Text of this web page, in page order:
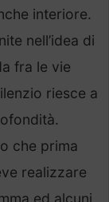
interiore.
nell’idea di
fra le vie
riesce a
che prima
realizzare
ed alcuni